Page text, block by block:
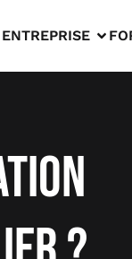
ENTREPRISE